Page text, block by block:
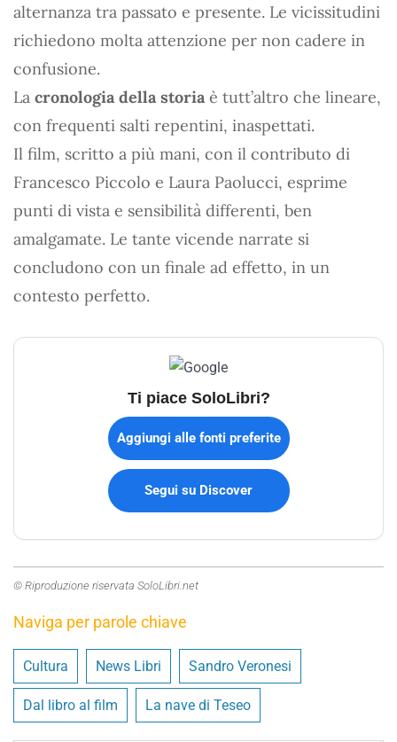
alternanza tra passato e presente. Le vicissitudini
richiedono molta attenzione per non cadere in
confusione.
La cronologia della storia è tutt’altro che lineare,
con frequenti salti repentini, inaspettati.
Il film, scritto a più mani, con il contributo di
Francesco Piccolo e Laura Paolucci, esprime
punti di vista e sensibilità differenti, ben
amalgamate. Le tante vicende narrate si
concludono con un finale ad effetto, in un
contesto perfetto.
Ti piace SoloLibri?
Aggiungi alle fonti preferite
Segui su Discover
© Riproduzione riservata SoloLibri.net
Naviga per parole chiave
Cultura News Libri Sandro Veronesi
Dal libro al film La nave di Teseo